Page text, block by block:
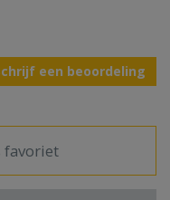
een beoordeling
favoriet